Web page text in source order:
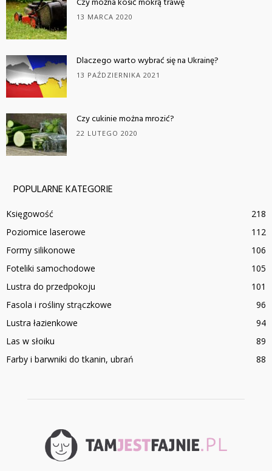
13 MARCA 2020
Dlaczego warto wybrać się na Ukrainę?
13 PAŹDZIERNIKA 2021
Czy cukinie można mrozić?
22 LUTEGO 2020
POPULARNE KATEGORIE
Księgowość
218
Poziomice laserowe
112
Formy silikonowe
106
Foteliki samochodowe
105
Lustra do przedpokoju
101
Fasola i rośliny strączkowe
96
Lustra łazienkowe
94
Las w słoiku
89
Farby i barwniki do tkanin, ubrań
88